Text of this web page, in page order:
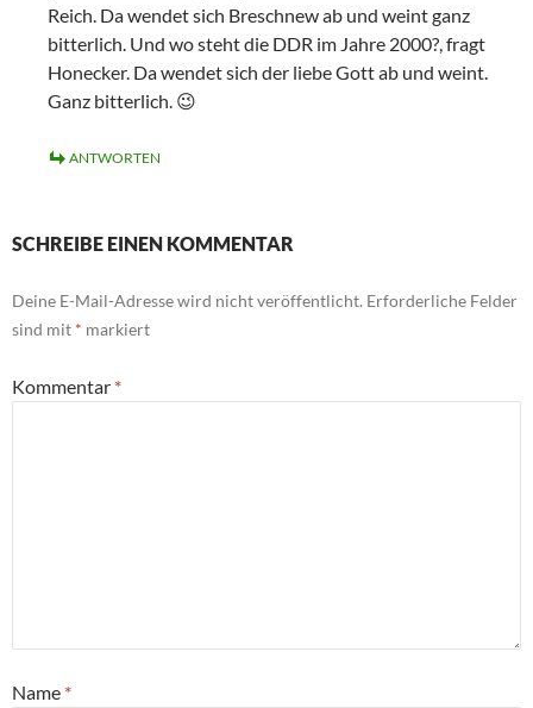
Reich. Da wendet sich Breschnew ab und weint ganz
bitterlich. Und wo steht die DDR im Jahre 2000?, fragt
Honecker. Da wendet sich der liebe Gott ab und weint.
Ganz bitterlich. 😉
ANTWORTEN
SCHREIBE EINEN KOMMENTAR
Deine E-Mail-Adresse wird nicht veröffentlicht. Erforderliche Felder
sind mit * markiert
Kommentar *
Name *